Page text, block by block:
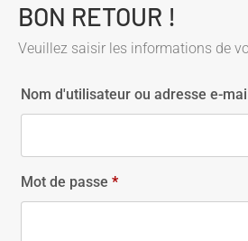
BON RETOUR !
Veuillez saisir les informations de
Nom d'utilisateur ou adresse e-
Mot de passe *